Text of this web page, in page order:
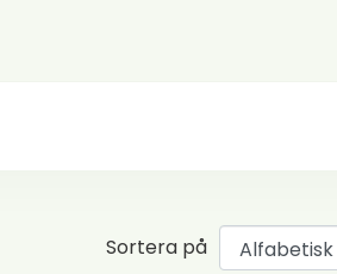
Sortera på